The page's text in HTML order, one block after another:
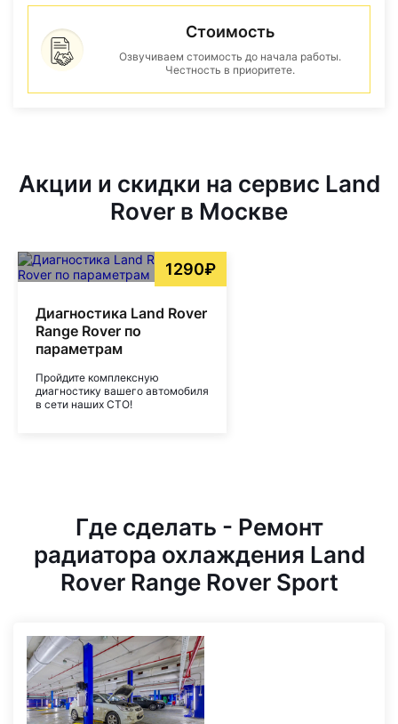
Стоимость
Озвучиваем стоимость до начала работы.
Честность в приоритете.
Акции и скидки на сервис Land
Rover в Москве
1290₽
Диагностика Land Rover
Range Rover по
параметрам
Пройдите комплексную
диагностику вашего автомобиля
в сети наших СТО!
Где сделать - Ремонт
радиатора охлаждения Land
Rover Range Rover Sport